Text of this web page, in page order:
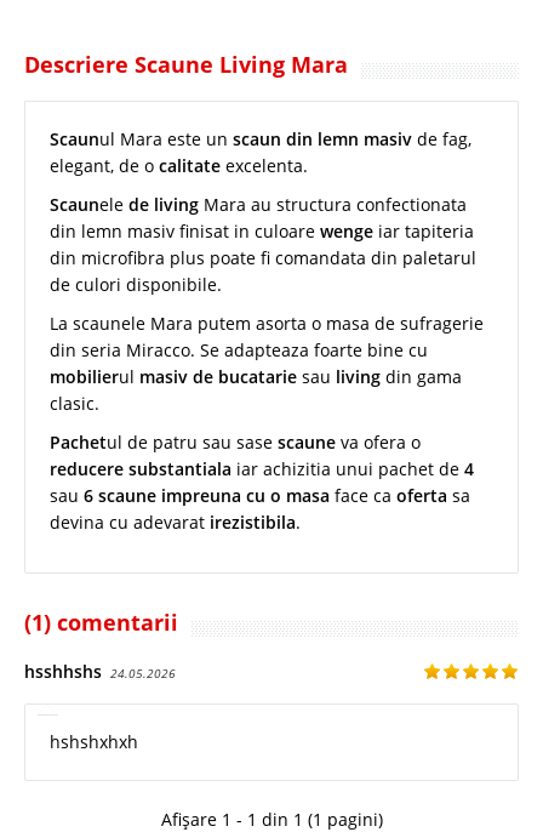
Descriere Scaune Living Mara
Scaunul Mara este un scaun din lemn masiv de fag,
elegant, de o calitate excelenta.
Scaunele de living Mara au structura confectionata
din lemn masiv finisat in culoare wenge iar tapiteria
din microfibra plus poate fi comandata din paletarul
de culori disponibile.
La scaunele Mara putem asorta o masa de sufragerie
din seria Miracco. Se adapteaza foarte bine cu
mobilierul masiv de bucatarie sau living din gama
clasic.
Pachetul de patru sau sase scaune va ofera o
reducere substantiala iar achizitia unui pachet de 4
sau 6 scaune impreuna cu o masa face ca oferta sa
devina cu adevarat irezistibila.
(1) comentarii
hsshhshs 24.05.2026
hshshxhxh
Afișare 1 - 1 din 1 (1 pagini)